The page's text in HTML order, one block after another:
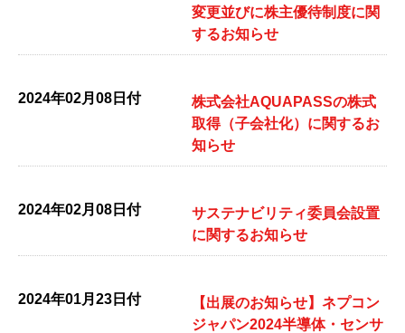
変更並びに株主優待制度に関
するお知らせ
2024年02月08日付
株式会社AQUAPASSの株式
取得（子会社化）に関するお
知らせ
2024年02月08日付
サステナビリティ委員会設置
に関するお知らせ
2024年01月23日付
【出展のお知らせ】ネプコン
ジャパン2024半導体・センサ